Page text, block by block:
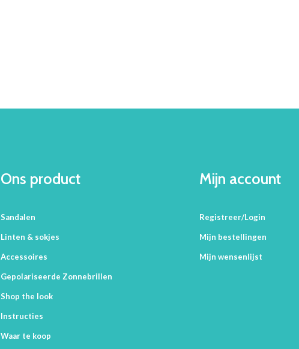
Ons product
Sandalen
Linten & sokjes
Accessoires
Gepolariseerde Zonnebrillen
Shop the look
Instructies
Waar te koop
Mijn account
Registreer/Login
Mijn bestellingen
Mijn wensenlijst